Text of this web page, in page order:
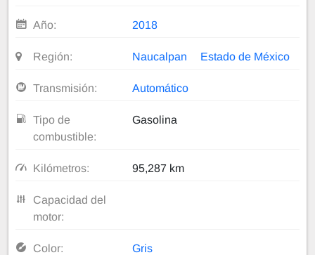
Año: 2018
Región: Naucalpan Estado de México
Transmisión: Automático
Tipo de
combustible:
Gasolina
Kilómetros: 95,287 km
Capacidad del
motor:
Color: Gris